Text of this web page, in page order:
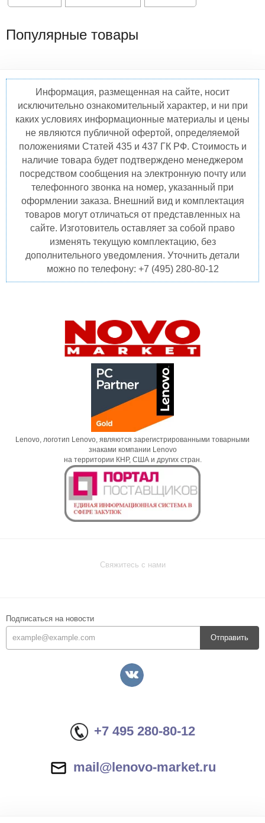
Популярные товары
Информация, размещенная на сайте, носит
исключительно ознакомительный характер, и ни при
каких условиях информационные материалы и цены
не являются публичной офертой, определяемой
положениями Статей 435 и 437 ГК РФ. Стоимость и
наличие товара будет подтверждено менеджером
посредством сообщения на электронную почту или
телефонного звонка на номер, указанный при
оформлении заказа. Внешний вид и комплектация
товаров могут отличаться от представленных на
сайте. Изготовитель оставляет за собой право
изменять текущую комплектацию, без
дополнительного уведомления. Уточнить детали
можно по телефону: +7 (495) 280-80-12
Lenovo, логотип Lenovo, являются зарегистрированными товарными
знаками компании Lenovo
на территории КНР, США и других стран.
Свяжитесь с нами
Подписаться на новости
Отправить
+7 495 280-80-12
mail@lenovo-market.ru